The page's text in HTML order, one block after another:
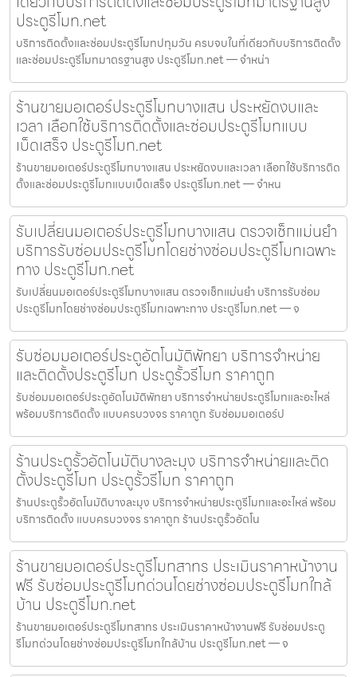
ประตูรีโมท.net
บริการติดตั้งและซ่อมประตูรีโมทปทุมวัน ครบจบในที่เดียวกับบริการติดตั้ง
และซ่อมประตูรีโมทมาตรฐานสูง ประตูรีโมท.net — จำหน่า
ร้านขายมอเตอร์ประตูรีโมทบางแสน ประหยัดงบและ
เวลา เลือกใช้บริการติดตั้งและซ่อมประตูรีโมทแบบ
เบ็ดเสร็จ ประตูรีโมท.net
ร้านขายมอเตอร์ประตูรีโมทบางแสน ประหยัดงบและเวลา เลือกใช้บริการติด
ตั้งและซ่อมประตูรีโมทแบบเบ็ดเสร็จ ประตูรีโมท.net — จำหน
รับเปลี่ยนมอเตอร์ประตูรีโมทบางแสน ตรวจเช็กแม่นยำ
บริการรับซ่อมประตูรีโมทโดยช่างซ่อมประตูรีโมทเฉพาะ
ทาง ประตูรีโมท.net
รับเปลี่ยนมอเตอร์ประตูรีโมทบางแสน ตรวจเช็กแม่นยำ บริการรับซ่อม
ประตูรีโมทโดยช่างซ่อมประตูรีโมทเฉพาะทาง ประตูรีโมท.net — จ
รับซ่อมมอเตอร์ประตูอัตโนมัติพัทยา บริการจำหน่าย
และติดตั้งประตูรีโมท ประตูรั้วรีโมท ราคาถูก
รับซ่อมมอเตอร์ประตูอัตโนมัติพัทยา บริการจำหน่ายประตูรีโมทและอะไหล่
พร้อมบริการติดตั้ง แบบครบวงจร ราคาถูก รับซ่อมมอเตอร์ป
ร้านประตูรั้วอัตโนมัติบางละมุง บริการจำหน่ายและติด
ตั้งประตูรีโมท ประตูรั้วรีโมท ราคาถูก
ร้านประตูรั้วอัตโนมัติบางละมุง บริการจำหน่ายประตูรีโมทและอะไหล่ พร้อม
บริการติดตั้ง แบบครบวงจร ราคาถูก ร้านประตูรั้วอัตโน
ร้านขายมอเตอร์ประตูรีโมทสาทร ประเมินราคาหน้างาน
ฟรี รับซ่อมประตูรีโมทด่วนโดยช่างซ่อมประตูรีโมทใกล้
บ้าน ประตูรีโมท.net
ร้านขายมอเตอร์ประตูรีโมทสาทร ประเมินราคาหน้างานฟรี รับซ่อมประตู
รีโมทด่วนโดยช่างซ่อมประตูรีโมทใกล้บ้าน ประตูรีโมท.net — จ